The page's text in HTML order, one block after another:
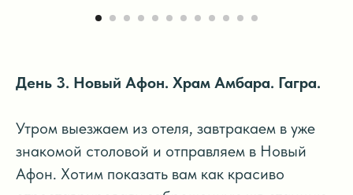
День 3. Новый Афон. Храм Амбара. Гагра.
Утром выезжаем из отеля, завтракаем в уже
знакомой столовой и отправляем в Новый
Афон. Хотим показать вам как красиво